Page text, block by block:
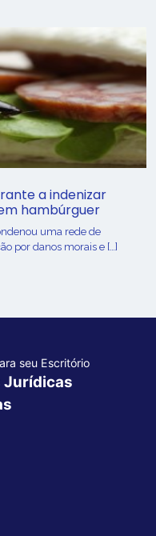
a indenizar
hambúrguer
uma rede de
por danos morais e […]
seu Escritório
Jurídicas